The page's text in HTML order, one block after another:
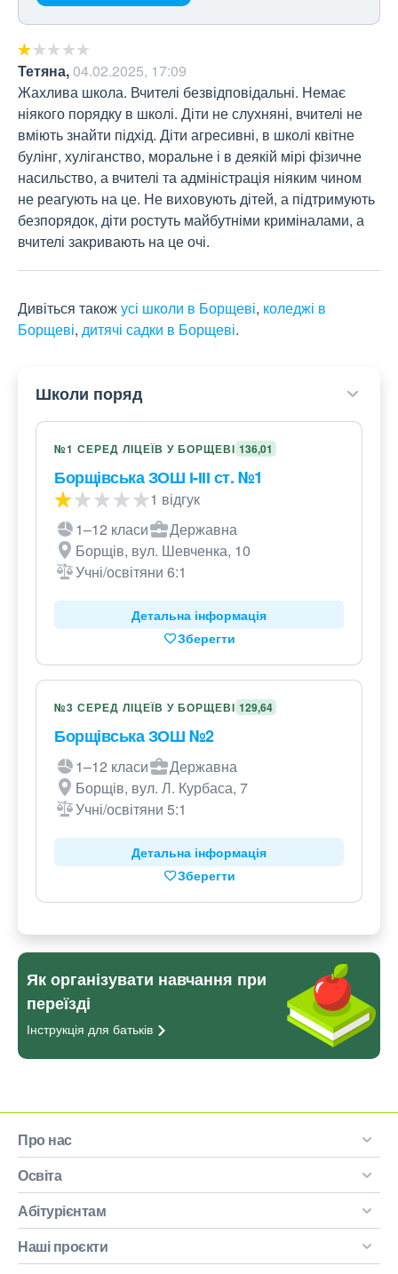
Тетяна,04.02.2025, 17:09
Жахлива школа. Вчителі безвідповідальні. Немає
ніякого порядку в школі. Діти не слухняні, вчителі не
вміють знайти підхід. Діти агресивні, в школі квітне
булінг, хуліганство, моральне і в деякій мірі фізичне
насильство, а вчителі та адміністрація ніяким чином
не реагують на це. Не виховують дітей, а підтримують
безпорядок, діти ростуть майбутніми криміналами, а
вчителі закривають на це очі.
Дивіться такожусі школи в Борщеві, коледжі в
Борщеві, дитячі садки в Борщеві.
Школи поряд
№1 СЕРЕД ЛІЦЕЇВ У БОРЩЕВІ 136,01
Борщівська ЗОШ І-ІІІ ст. №1
1 відгук
1–12 класи
Державна
Борщів, вул. Шевченка, 10
Учні/освітяни 6:1
Детальна інформація
Зберегти
№3 СЕРЕД ЛІЦЕЇВ У БОРЩЕВІ 129,64
Борщівська ЗОШ №2
1–12 класи
Державна
Борщів, вул. Л. Курбаса, 7
Учні/освітяни 5:1
Детальна інформація
Зберегти
Як організувати навчання при
переїзді
Інструкція для батьків
Про нас
Освіта
Абітурієнтам
Наші проєкти